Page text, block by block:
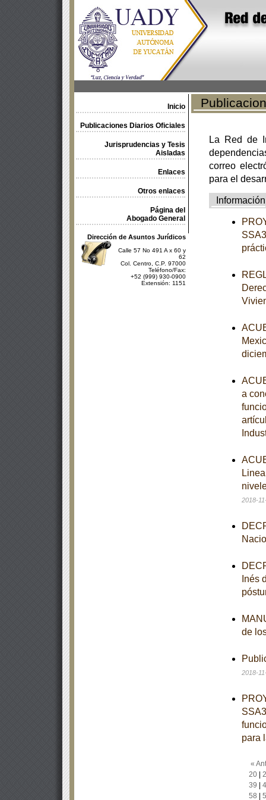
Inicio
Publicaciones Diarios Oficiales
Jurisprudencias y Tesis
Aisladas
Enlaces
Otros enlaces
Página del
Abogado General
Dirección de Asuntos Jurídicos
Calle 57 No 491 A x 60 y
62
Col. Centro, C.P. 97000
Teléfono/Fax:
+52 (999) 930-0900
Extensión: 1151
La Red de
correo
para el
Información
a
2018-
Inés
de
2018-
para
«
20|
39
58